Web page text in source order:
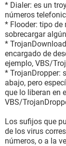
* Dialer: es un
números
* Flooder: tipo de
sobrecargar
*
encargado de
ejemplo, VBS/
* TrojanDropper:
abajo, pero
que lo liberan en
VBS/
Los sufijos que
de los virus
números, o a la